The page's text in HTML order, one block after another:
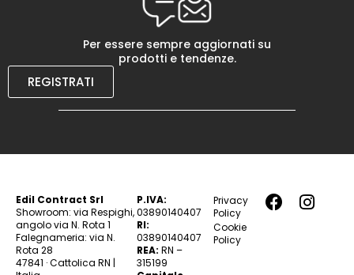
Per essere sempre aggiornati su
prodotti e tendenze.
REGISTRATI
Edil Contract Srl
Showroom: via Respighi,
angolo via N. Rota 1
Falegnameria: via N.
Rota 28
47841 · Cattolica RN |
P.IVA:
03890140407
RI:
03890140407
REA: RN –
315199
Privacy
Policy
Cookie
Policy